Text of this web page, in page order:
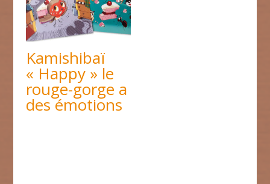
Kamishibaï
« Happy » le
rouge-gorge a
des émotions